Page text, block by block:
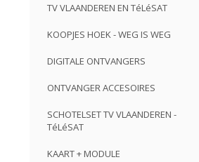
TV VLAANDEREN EN TéLéSAT
KOOPJES HOEK - WEG IS WEG
DIGITALE ONTVANGERS
ONTVANGER ACCESOIRES
SCHOTELSET TV VLAANDEREN -
TéLéSAT
KAART + MODULE